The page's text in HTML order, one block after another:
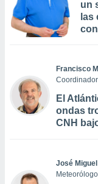
un
las
Francisco
El
ondas
CNH
José
Meteorólogo